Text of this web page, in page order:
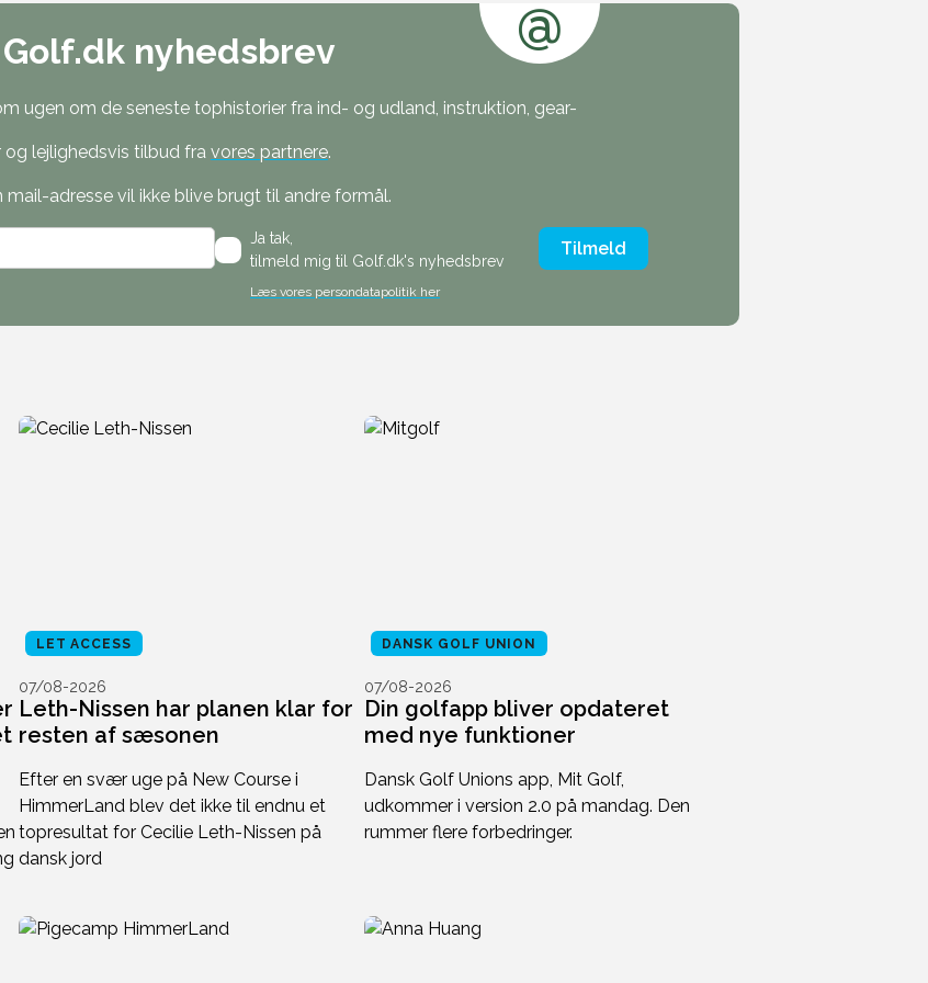
@
nyhedsbrev
ugen om de seneste tophistorier fra ind- og udland, instruktion, gear-
lejlighedsvis tilbud fra vores partnere.
adresse vil ikke blive brugt til andre formål.
Ja tak,
tilmeld mig til Golf.dk's nyhedsbrev
Læs vores persondatapolitik her
Tilmeld
LET ACCESS
07/08-2026
Leth-Nissen har planen klar for
resten af sæsonen
Efter en svær uge på New Course i
HimmerLand blev det ikke til endnu et
topresultat for Cecilie Leth-Nissen på
dansk jord
DANSK GOLF UNION
07/08-2026
Din golfapp bliver opdateret
med nye funktioner
Dansk Golf Unions app, Mit Golf,
udkommer i version 2.0 på mandag. Den
rummer flere forbedringer.